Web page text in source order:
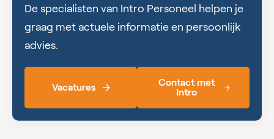
De specialisten van Intro Personeel helpen je
graag met actuele informatie en persoonlijk
advies.
Vacatures
Contact met
Intro